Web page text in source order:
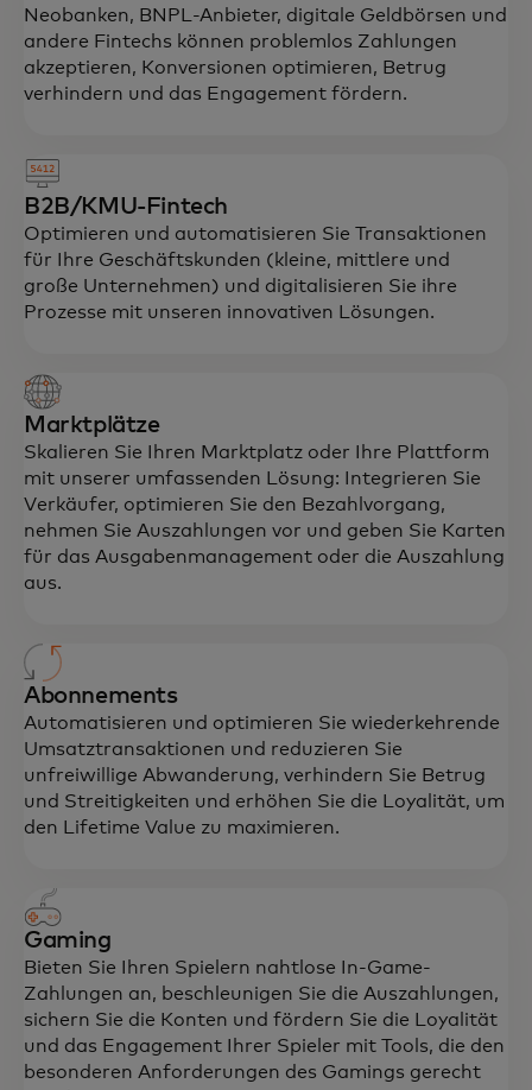
Neobanken, BNPL-Anbieter, digitale Geldbörsen und
andere Fintechs können problemlos Zahlungen
akzeptieren, Konversionen optimieren, Betrug
verhindern und das Engagement fördern.
B2B/KMU-Fintech
Optimieren und automatisieren Sie Transaktionen
für Ihre Geschäftskunden (kleine, mittlere und
große Unternehmen) und digitalisieren Sie ihre
Prozesse mit unseren innovativen Lösungen.
Marktplätze
Skalieren Sie Ihren Marktplatz oder Ihre Plattform
mit unserer umfassenden Lösung: Integrieren Sie
Verkäufer, optimieren Sie den Bezahlvorgang,
nehmen Sie Auszahlungen vor und geben Sie Karten
für das Ausgabenmanagement oder die Auszahlung
aus.
Abonnements
Automatisieren und optimieren Sie wiederkehrende
Umsatztransaktionen und reduzieren Sie
unfreiwillige Abwanderung, verhindern Sie Betrug
und Streitigkeiten und erhöhen Sie die Loyalität, um
den Lifetime Value zu maximieren.
Gaming
Bieten Sie Ihren Spielern nahtlose In-Game-
Zahlungen an, beschleunigen Sie die Auszahlungen,
sichern Sie die Konten und fördern Sie die Loyalität
und das Engagement Ihrer Spieler mit Tools, die den
besonderen Anforderungen des Gamings gerecht